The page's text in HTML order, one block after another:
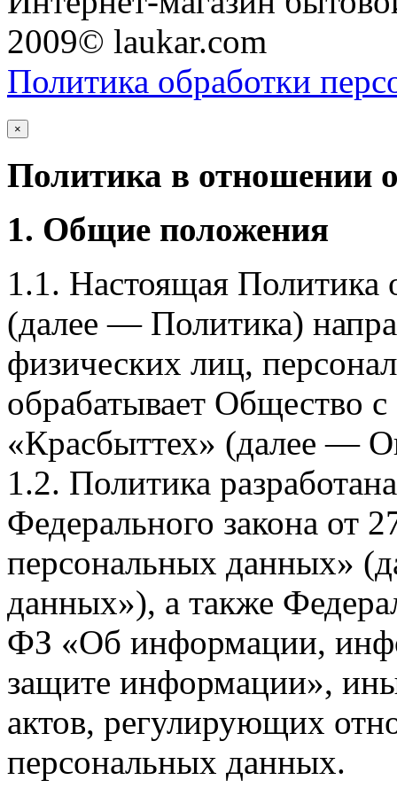
2009© laukar.com
Политика обработки
×
Политика в отношении
1. Общие положения
1.1. Настоящая Политика
(далее — Политика)
физических лиц,
обрабатывает Общество
«Красбыттех» (далее —
1.2. Политика
Федерального закона
персональных данных»
данных»), а также
ФЗ «Об информации,
защите информации»,
актов, регулирующих
персональных данных.